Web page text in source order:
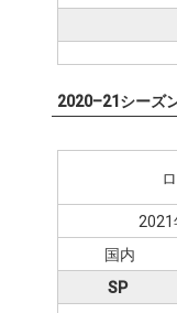
2020–21シーズ
2021
国内
SP